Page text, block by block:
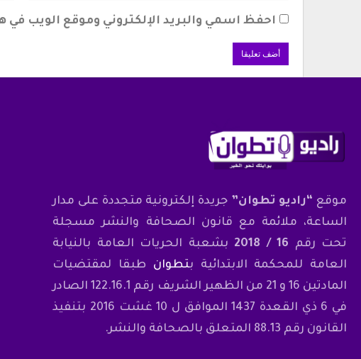
احفظ اسمي والبريد الإلكتروني وموقع الويب في
موقع “راديو تطوان” جريدة إلكترونية متجددة على مدار
الساعة، ملائمة مع قانون الصحافة والنشر مسجلة
تحت رقم 16 / 2018
بشعبة الحريات العامة بالنيابة
العامة للمحكمة الابتدائية بتطوان طبقا لمقتضيات
المادتين 16 و 21 من الظهير الشريف رقم 122.16.1 الصادر
في 6 ذي القعدة 1437 الموافق ل 10 غشت 2016 بتنفيذ
القانون رقم 88.13 المتعلق بالصحافة والنشر.